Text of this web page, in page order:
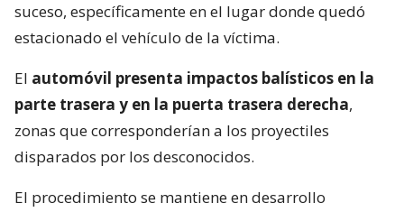
suceso, específicamente en el lugar donde quedó
estacionado el vehículo de la víctima.
El automóvil presenta impactos balísticos en la
parte trasera y en la puerta trasera derecha,
zonas que corresponderían a los proyectiles
disparados por los desconocidos.
El procedimiento se mantiene en desarrollo